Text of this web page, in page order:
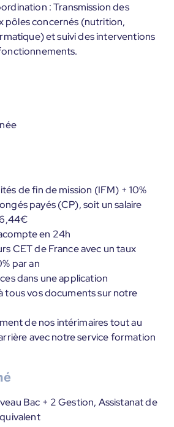
: Transmission des
pôles concernés (nutrition,
et suivi des interventions
de fin de mission (IFM) + 10%
payés (CP), soit un salaire
en 24h
CET de France avec un taux
par an
dans une application
tous vos documents sur notre
de nos intérimaires tout au
avec notre service formation
Bac + 2 Gestion, Assistanat de